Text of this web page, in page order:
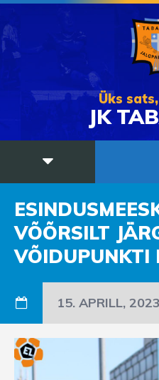
Üks
JK
VÕÕRSILT
VÕIDUPUNKTI
15. APRILL, 2023